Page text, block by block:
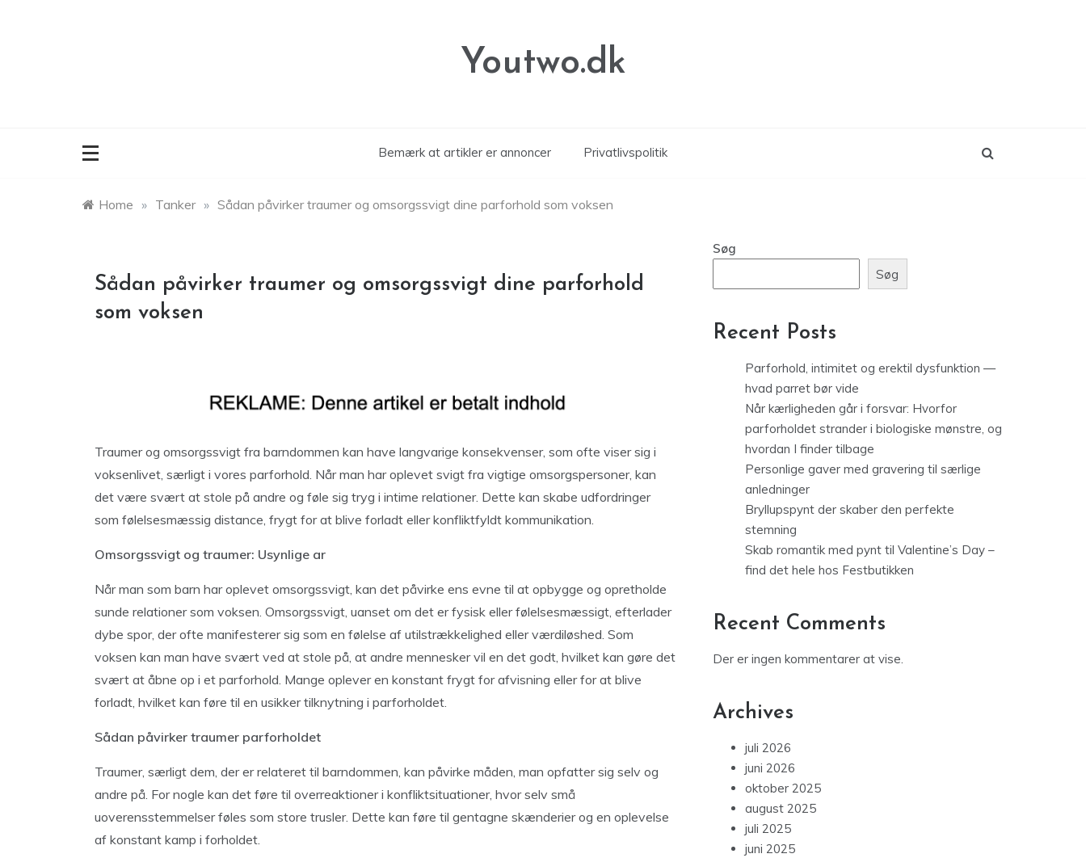
Youtwo.dk
Bemærk at artikler er annoncer Privatlivspolitik
Home » Tanker » Sådan påvirker traumer og omsorgssvigt dine parforhold som voksen
Sådan påvirker traumer og omsorgssvigt dine parforhold
som voksen
Traumer og omsorgssvigt fra barndommen kan have langvarige konsekvenser, som ofte viser sig i
voksenlivet, særligt i vores parforhold. Når man har oplevet svigt fra vigtige omsorgspersoner, kan
det være svært at stole på andre og føle sig tryg i intime relationer. Dette kan skabe udfordringer
som følelsesmæssig distance, frygt for at blive forladt eller konfliktfyldt kommunikation.
Omsorgssvigt og traumer: Usynlige ar
Når man som barn har oplevet omsorgssvigt, kan det påvirke ens evne til at opbygge og opretholde
sunde relationer som voksen. Omsorgssvigt, uanset om det er fysisk eller følelsesmæssigt, efterlader
dybe spor, der ofte manifesterer sig som en følelse af utilstrækkelighed eller værdiløshed. Som
voksen kan man have svært ved at stole på, at andre mennesker vil en det godt, hvilket kan gøre det
svært at åbne op i et parforhold. Mange oplever en konstant frygt for afvisning eller for at blive
forladt, hvilket kan føre til en usikker tilknytning i parforholdet.
Sådan påvirker traumer parforholdet
Traumer, særligt dem, der er relateret til barndommen, kan påvirke måden, man opfatter sig selv og
andre på. For nogle kan det føre til overreaktioner i konfliktsituationer, hvor selv små
uoverensstemmelser føles som store trusler. Dette kan føre til gentagne skænderier og en oplevelse
af konstant kamp i forholdet.
Søg
Søg
Recent Posts
Parforhold, intimitet og erektil dysfunktion —
hvad parret bør vide
Når kærligheden går i forsvar: Hvorfor
parforholdet strander i biologiske mønstre, og
hvordan I finder tilbage
Personlige gaver med gravering til særlige
anledninger
Bryllupspynt der skaber den perfekte
stemning
Skab romantik med pynt til Valentine’s Day –
find det hele hos Festbutikken
Recent Comments
Der er ingen kommentarer at vise.
Archives
juli 2026
juni 2026
oktober 2025
august 2025
juli 2025
juni 2025